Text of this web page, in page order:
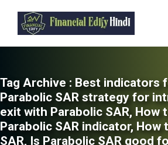
content
Tag Archive : Best indicators
Parabolic SAR strategy for
exit with Parabolic SAR, How
Parabolic SAR indicator, How
SAR, Is Parabolic SAR good